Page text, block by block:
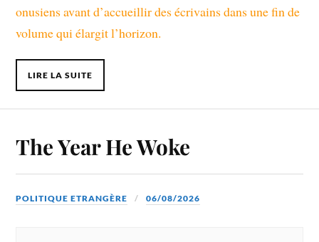
onusiens avant d’accueillir des écrivains dans une fin de
volume qui élargit l’horizon.
LIRE LA SUITE
The Year He Woke
POLITIQUE ETRANGÈRE 06/08/2026